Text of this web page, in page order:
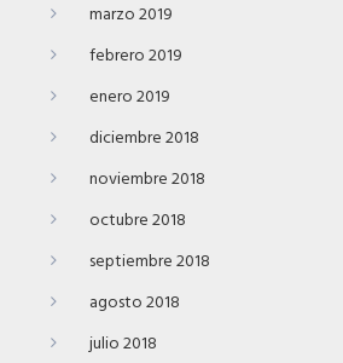
marzo 2019
febrero 2019
enero 2019
diciembre 2018
noviembre 2018
octubre 2018
septiembre 2018
agosto 2018
julio 2018